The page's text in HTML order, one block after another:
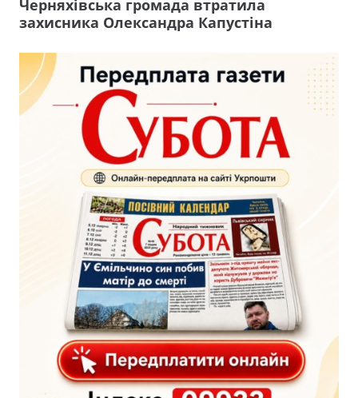
Черняхівська громада втратила
захисника Олександра Капустіна